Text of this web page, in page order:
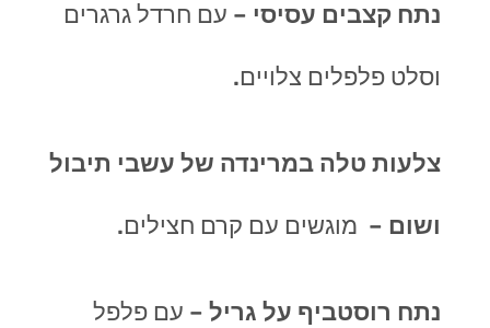
נתח קצבים עסיסי – עם חרדל גרגרים
וסלט פלפלים צלויים.
צלעות טלה במרינדה של עשבי תיבול
ושום – מוגשים עם קרם חצילים.
נתח רוסטביף על גריל – עם פלפל